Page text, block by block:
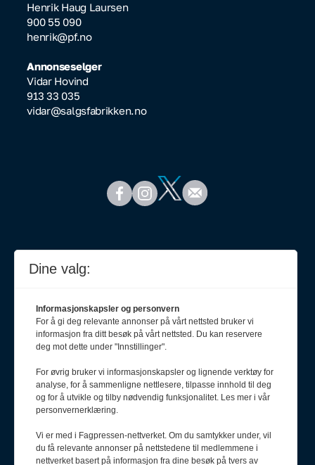
Henrik Haug Laursen
900 55 090
henrik@pf.no
Annonseselger
Vidar Hovind
913 33 035
vidar@salgsfabrikken.no
Meld deg på nyhetsbrev
Dine valg:
Informasjonskapsler og personvern
For å gi deg relevante annonser på vårt nettsted bruker vi
informasjon fra ditt besøk på vårt nettsted. Du kan reservere
deg mot dette under "Innstillinger".
For øvrig bruker vi informasjonskapsler og lignende verktøy for
analyse, for å sammenligne nettlesere, tilpasse innhold til deg
og for å utvikle og tilby nødvendig funksjonalitet. Les mer i vår
personvernerklæring.
Vi er med i Fagpressen-nettverket. Om du samtykker under, vil
du få relevante annonser på nettstedene til medlemmene i
nettverket basert på informasjon fra dine besøk på tvers av